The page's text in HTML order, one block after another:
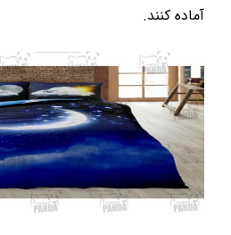
آماده کنند.